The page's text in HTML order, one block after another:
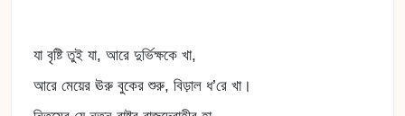
যা বৃষ্টি তুই যা, আরে দুর্ভিক্ষকে খা,
আরে মেয়ের ঊরু বুকের শুরু, বিড়াল ধ’রে খা।